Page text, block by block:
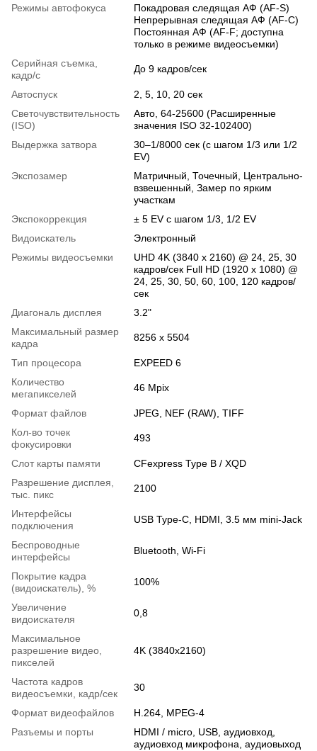
Режимы автофокуса
Покадровая следящая АФ (AF-S)
Непрерывная следящая АФ (AF-C)
Постоянная АФ (AF-F; доступна
только в режиме видеосъемки)
Серийная съемка,
кадр/с
До 9 кадров/сек
Автоспуск
2, 5, 10, 20 сек
Светочувствительность
(ISO)
Авто, 64-25600 (Расширенные
значения ISO 32-102400)
Выдержка затвора
30–1/8000 сек (с шагом 1/3 или 1/2
EV)
Экспозамер
Матричный, Точечный, Центрально-
взвешенный, Замер по ярким
участкам
Экспокоррекция
± 5 EV с шагом 1/3, 1/2 EV
Видоискатель
Электронный
Режимы видеосъемки
UHD 4K (3840 x 2160) @ 24, 25, 30
кадров/сек Full HD (1920 x 1080) @
24, 25, 30, 50, 60, 100, 120 кадров/
сек
Диагональ дисплея
3.2"
Максимальный размер
кадра
8256 x 5504
Тип процесора
EXPEED 6
Количество
мегапикселей
46 Mpix
Формат файлов
JPEG, NEF (RAW), TIFF
Кол-во точек
фокусировки
493
Слот карты памяти
CFexpress Type B / XQD
Разрешение дисплея,
тыс. пикс
2100
Интерфейсы
подключения
USB Type-C, HDMI, 3.5 мм mini-Jack
Беспроводные
интерфейсы
Bluetooth, Wi-Fi
Покрытие кадра
(видоискатель), %
100%
Увеличение
видоискателя
0,8
Максимальное
разрешение видео,
пикселей
4K (3840x2160)
Частота кадров
видеосъемки, кадр/сек
30
Формат видеофайлов
H.264, MPEG-4
Разъемы и порты
HDMI / micro, USB, аудиовход,
аудиовход микрофона, аудиовыход